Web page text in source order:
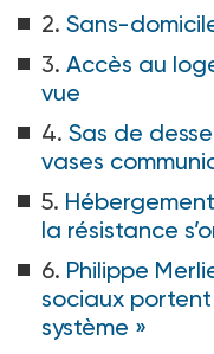
2. Sans-
3. Accès au
vue
4. Sas de
vases
5.
la résistance
6. Philippe
sociaux
système »